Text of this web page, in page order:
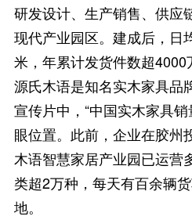
研发设计、生产销售、供应
现代产业园区。建成后，日
米，年累计发货件数超4000
源氏木语是知名实木家具品
宣传片中，“中国实木家具
眼位置。此前，企业在胶州
木语智慧家居产业园已运营
类超2万种，每天有百余辆
地。